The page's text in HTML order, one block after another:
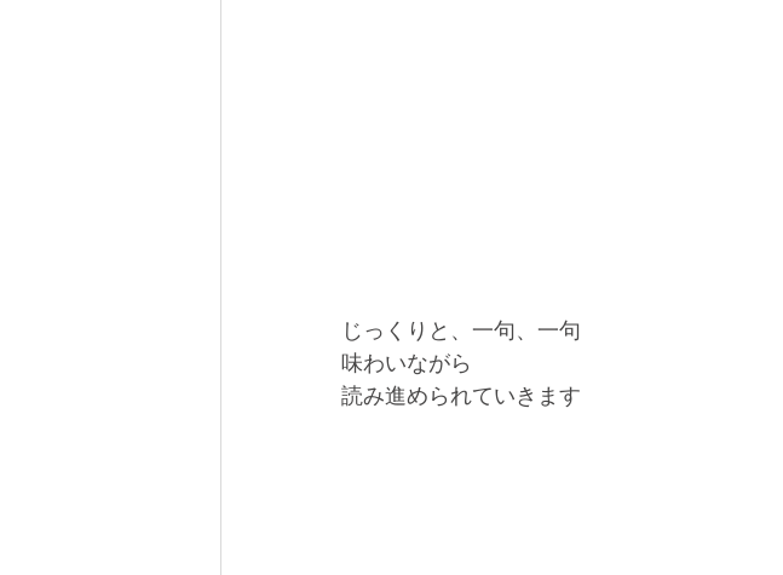
じっくりと、一句、一句
味わいながら
読み進められていきます